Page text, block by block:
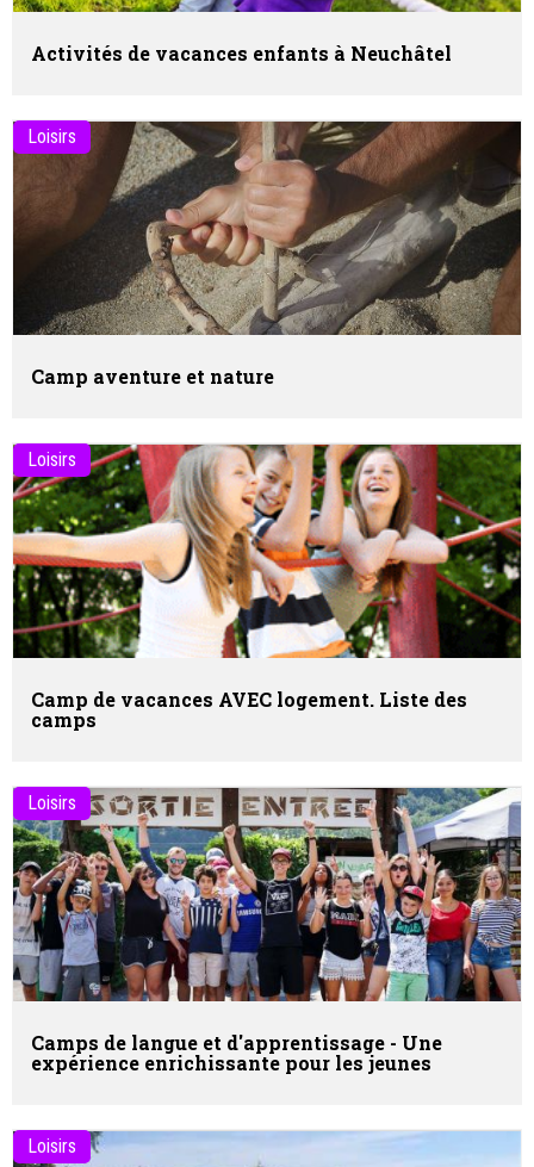
Activités de vacances enfants à Neuchâtel
Loisirs
Camp aventure et nature
Loisirs
Camp de vacances AVEC logement. Liste des
camps
Loisirs
Camps de langue et d'apprentissage - Une
expérience enrichissante pour les jeunes
Loisirs